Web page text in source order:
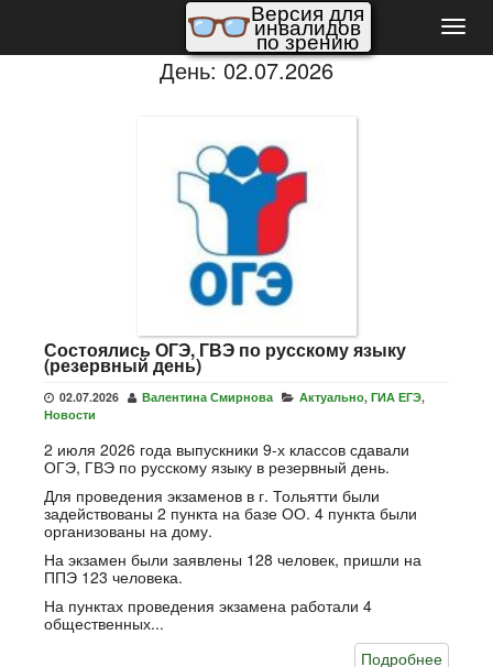
Версия для
инвалидов
по зрению
День:02.07.2026
Состоялись ОГЭ, ГВЭ по русскому языку
(резервный день)
02.07.2026 Валентина Смирнова Актуально, ГИА ЕГЭ,
Новости
2 июля 2026 года выпускники 9-х классов сдавали
ОГЭ, ГВЭ по русскому языку в резервный день.
Для проведения экзаменов в г. Тольятти были
задействованы 2 пункта на базе ОО. 4 пункта были
организованы на дому.
На экзамен были заявлены 128 человек, пришли на
ППЭ 123 человека.
На пунктах проведения экзамена работали 4
общественных...
Подробнее